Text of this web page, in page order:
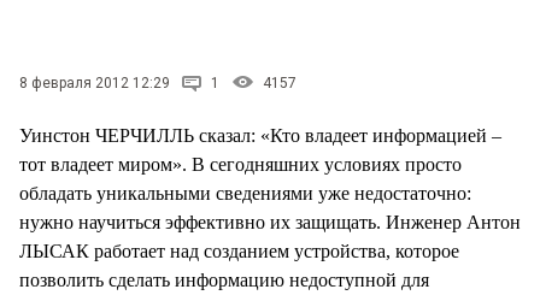
8 февраля 2012 12:29 1 4157
Уинстон ЧЕРЧИЛЛЬ сказал: «Кто владеет информацией –
тот владеет миром». В сегодняшних условиях просто
обладать уникальными сведениями уже недостаточно:
нужно научиться эффективно их защищать. Инженер Антон
ЛЫСАК работает над созданием устройства, которое
позволить сделать информацию недоступной для